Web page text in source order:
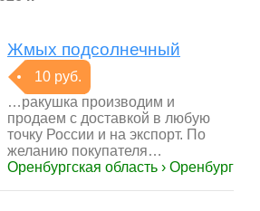
Жмых подсолнечный
10 руб.
…ракушка производим и
продаем с доставкой в любую
точку России и на экспорт. По
желанию покупателя…
Оренбургская область › Оренбург